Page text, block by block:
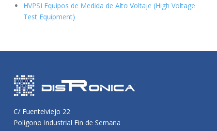
HVPSI Equipos de Medida de Alto Voltaje (High Voltage
Test Equipment)
C/ Fuentelviejo 22
Polígono Industrial Fin de Semana